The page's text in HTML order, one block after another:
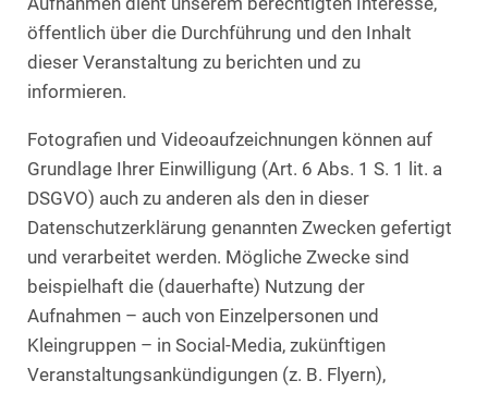
öffentlich über die Durchführung und den Inhalt
dieser Veranstaltung zu berichten und zu
informieren.
Fotografien und Videoaufzeichnungen können auf
Grundlage Ihrer Einwilligung (Art. 6 Abs. 1 S. 1 lit. a
DSGVO) auch zu anderen als den in dieser
Datenschutzerklärung genannten Zwecken gefertigt
und verarbeitet werden. Mögliche Zwecke sind
beispielhaft die (dauerhafte) Nutzung der
Aufnahmen – auch von Einzelpersonen und
Kleingruppen – in Social-Media, zukünftigen
Veranstaltungsankündigungen (z. B. Flyern),